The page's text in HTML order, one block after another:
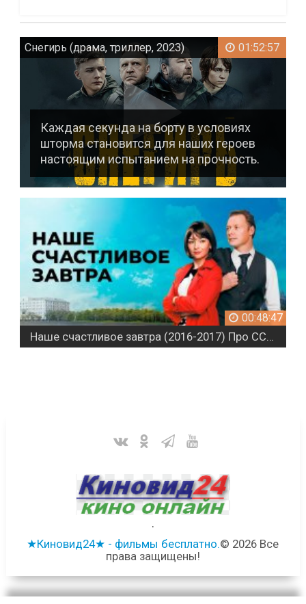
01:52:57
Снегирь (драма, триллер, 2023)
Каждая секунда на борту в условиях
шторма становится для наших героев
настоящим испытанием на прочность.
00:48:47
.
★Киновид24★ - фильмы бесплатно.© 2026 Все
права защищены!